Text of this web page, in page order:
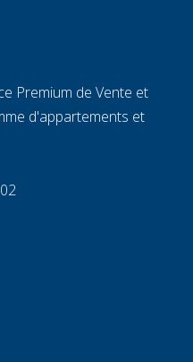
Premium de Vente et
d'appartements et